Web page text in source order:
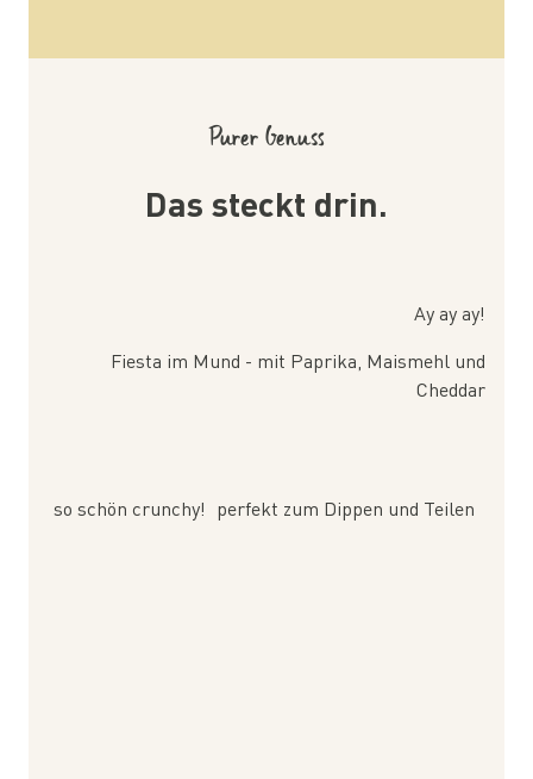
Purer Genuss
Das steckt drin.
Ay ay ay!
Fiesta im Mund - mit Paprika, Maismehl und
Cheddar
so schön crunchy! perfekt zum Dippen und Teilen